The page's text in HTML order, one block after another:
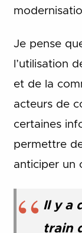
Je pense
l’utilisation
et de la
acteurs de
certaines
permettre
anticiper un
Il y a
train